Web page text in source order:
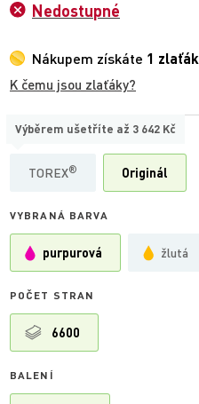
Nedostupné
Nákupem získáte 1 zlaťák
K čemu jsou zlaťáky?
TYP
TOREX®
Výběrem ušetříte až 3 642 Kč
Originál
VYBRANÁ BARVA
purpurová žlutá
POČET STRAN
6600
BALENÍ